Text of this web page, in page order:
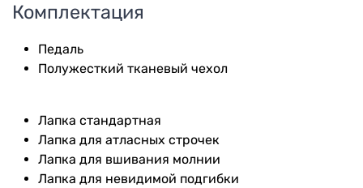
Комплектация
Педаль
Полужесткий тканевый чехол
Лапка стандартная
Лапка для атласных строчек
Лапка для вшивания молнии
Лапка для невидимой подгибки